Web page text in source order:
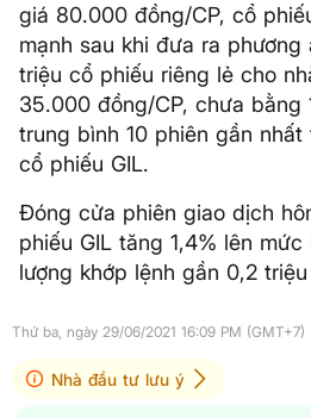
giá 80.000 đồng/CP, cổ
mạnh sau khi đưa ra phương
triệu cổ phiếu riêng lẻ cho
35.000 đồng/CP, chưa bằng
trung bình 10 phiên gần
cổ phiếu GIL.
Đóng cửa phiên giao dịch
phiếu GIL tăng 1,4% lên
lượng khớp lệnh gần 0,2
Thứ ba, ngày 29/06/2021 16:09 PM (GMT+7)
Nhà đầu tư lưu ý